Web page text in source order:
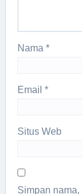
Nama*
Email*
Situs Web
Simpan